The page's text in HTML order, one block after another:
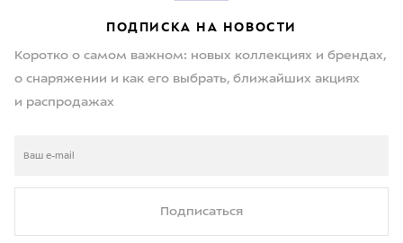
ПОДПИСКА НА НОВОСТИ
Коротко о самом важном: новых коллекциях и брендах,
о снаряжении и как его выбрать, ближайших акциях
и распродажах
Подписаться